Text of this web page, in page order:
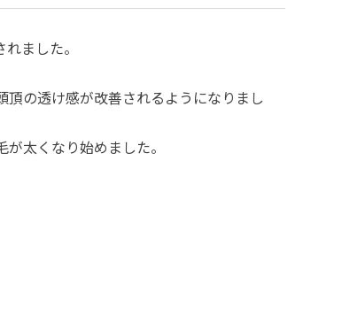
ました。
の透け感が改善されるようになりまし
太くなり始めました。